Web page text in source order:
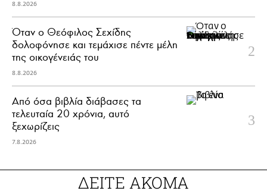
8.8.2026
Όταν ο Θεόφιλος Σεχίδης
δολοφόνησε και τεμάχισε πέντε μέλη
της οικογένειάς του
8.8.2026
Από όσα βιβλία διάβασες τα
τελευταία 20 χρόνια, αυτό
ξεχωρίζεις
7.8.2026
ΔΕΙΤΕ ΑΚΟΜΑ